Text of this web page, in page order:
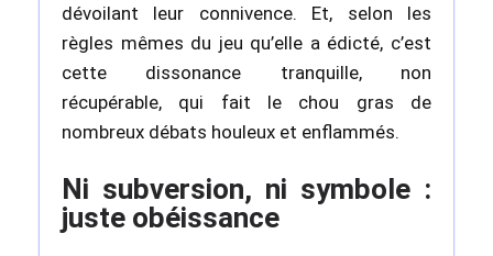
dévoilant leur connivence. Et, selon les
règles mêmes du jeu qu’elle a édicté, c’est
cette dissonance tranquille, non
récupérable, qui fait le chou gras de
nombreux débats houleux et enflammés.
Ni subversion, ni symbole :
juste obéissance